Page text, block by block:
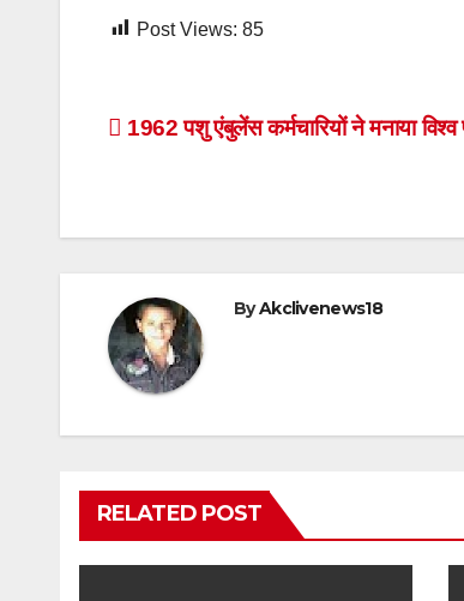
Post Views: 85
Post
1962 पशु एंबुलेंस कर्मचारियों ने मनाया
ByAkclivenews18
RELATED POST